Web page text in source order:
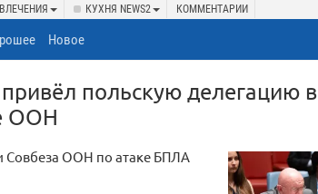
КУХНЯ NEWS2 КОММЕНТАРИИ
Новое
польскую делегацию в
ООН
Совбеза ООН по атаке БПЛА